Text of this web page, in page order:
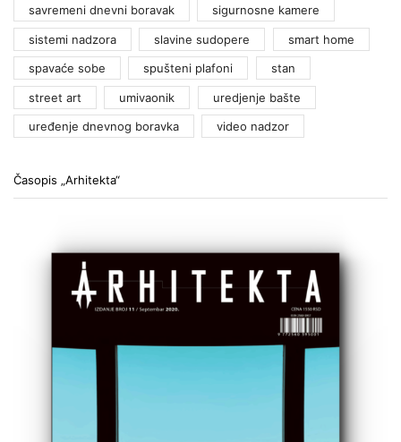
savremeni dnevni boravak sigurnosne kamere
sistemi nadzora slavine sudopere smart home
spavaće sobe spušteni plafoni stan
street art umivaonik uredjenje bašte
uređenje dnevnog boravka video nadzor
Časopis „Arhitekta“